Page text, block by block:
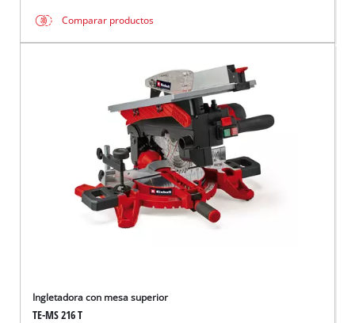
Comparar productos
Ingletadora con mesa superior
TE-MS 216 T